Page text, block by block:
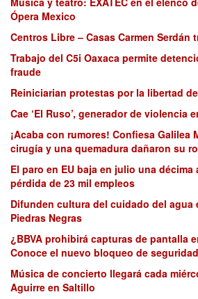
Ópera Mexico
Centros Libre – Casas Carmen Serdán
Trabajo del C5i Oaxaca permite
fraude
Reiniciarian protestas por la libertad
Cae ‘El Ruso’, generador de violencia
¡Acaba con rumores! Confiesa Galilea
cirugía y una quemadura dañaron su
El paro en EU baja en julio una décima
pérdida de 23 mil empleos
Difunden cultura del cuidado del agua
Piedras Negras
¿BBVA prohibirá capturas de pantalla
Conoce el nuevo bloqueo de
Música de concierto llegará cada
Aguirre en Saltillo